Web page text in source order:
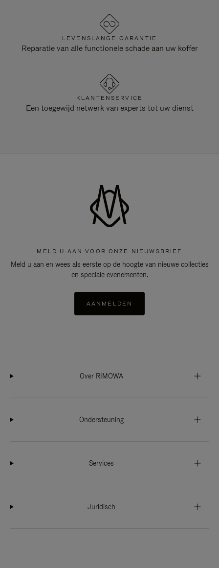
LEVENSLANGE GARANTIE
Reparatie van alle functionele schade aan uw koffer
KLANTENSERVICE
Een toegewijd netwerk van experts tot uw dienst
MELD U AAN VOOR ONZE NIEUWSBRIEF
Meld u aan en wees als eerste op de hoogte van nieuwe collecties
en speciale evenementen.
AANMELDEN
Over RIMOWA
Ondersteuning
Services
Juridisch